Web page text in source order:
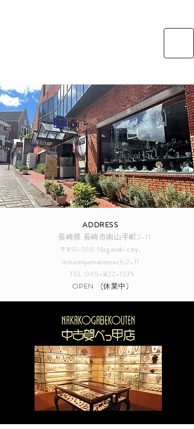
ADDRESS
長崎県 長崎市南山手町2-11
〒850-0931 Nagasaki city,
minamiyamatemachi2-11
TEL.095-822-1571
OPEN (休業中)